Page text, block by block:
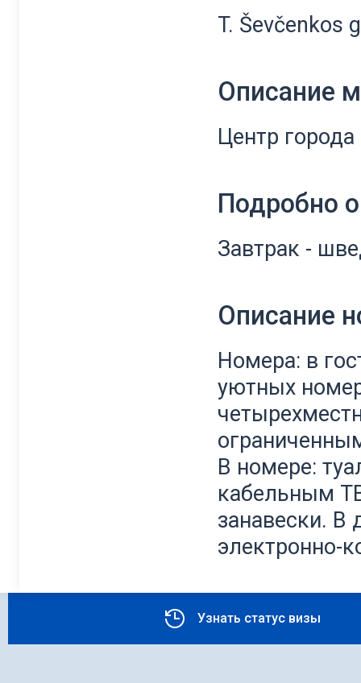
T. Ševčenkos
Описание
Центр
Подробно
Завтрак -
Описание
Номера: в
уютных
В номере:
кабельным
занавески. В
электронно-
Узнать статус визы